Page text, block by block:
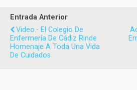
Entrada Anterior
Video.- El Colegio De
Enfermería De Cádiz Rinde
Homenaje A Toda Una Vida
De Cuidados